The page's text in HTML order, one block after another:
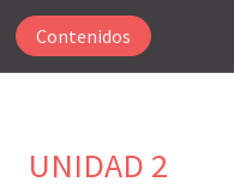
Contenidos
UNIDAD 2